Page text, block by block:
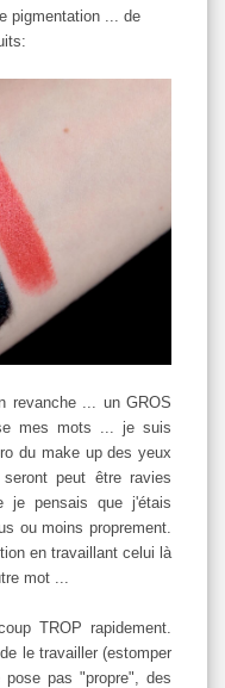
pigmentation ... de
revanche ... un GROS
mes mots ... je suis
du make up des yeux
peut être ravies
je pensais que j'étais
ou moins proprement.
en travaillant celui là
mot ...
TROP rapidement.
le travailler (estomper
pose pas "propre", des